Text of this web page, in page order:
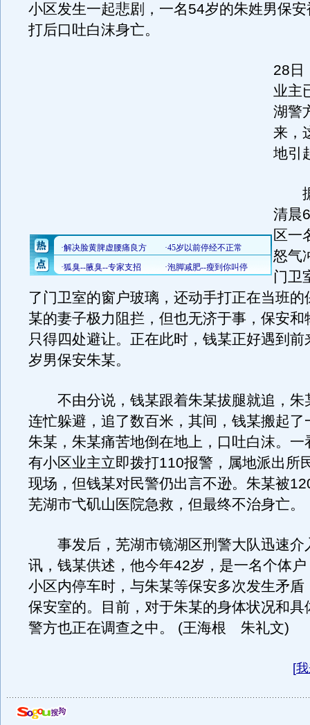
小区发生一起悲剧，一名54岁的朱姓男保
打后口吐白沫身亡。
28日
业主
湖警
来，
地引
据
清晨
区一
怒气
门卫
了门卫室的窗户玻璃，还动手打正在当班的
某的妻子极力阻拦，但也无济于事，保安和
只得四处避让。正在此时，钱某正好遇到前
岁男保安朱某。
不由分说，钱某跟着朱某拔腿就追，朱
连忙躲避，追了数百米，其间，钱某搬起了
朱某，朱某痛苦地倒在地上，口吐白沫。一
有小区业主立即拨打110报警，属地派出所
现场，但钱某对民警仍出言不逊。朱某被
芜湖市弋矶山医院急救，但最终不治身亡。
事发后，芜湖市镜湖区刑警大队迅速介
讯，钱某供述，他今年42岁，是一名个体
小区内停车时，与朱某等保安多次发生矛盾
保安室的。目前，对于朱某的身体状况和具
警方也正在调查之中。 (王海根 朱礼文)
[